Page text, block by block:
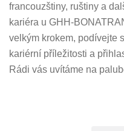
francouzštiny, ruštiny a
kariéra u GHH-
velkým krokem, podívejte
kariérní příležitosti a
Rádi vás uvítáme na